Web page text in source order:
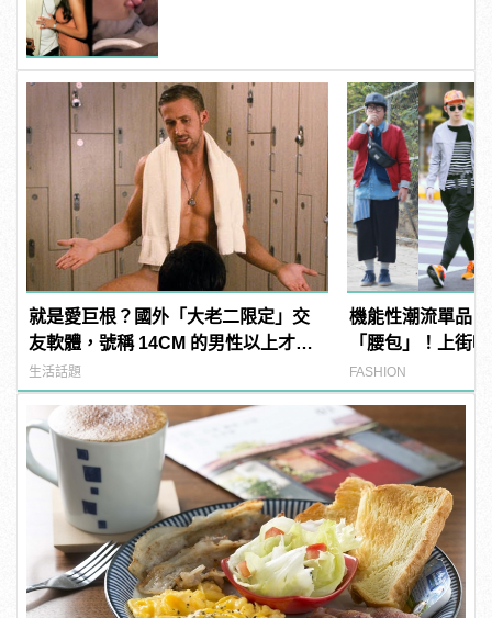
就是愛巨根？國外「大老二限定」交
友軟體，號稱 14CM 的男性以上才給
過？
生活話題
機能性潮流單品
「腰包」！上街
FASHION